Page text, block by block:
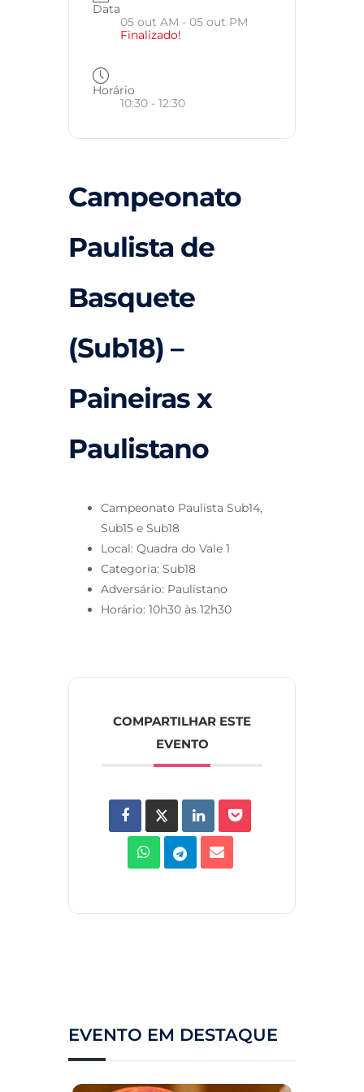
Data
05 out AM - 05 out PM
Finalizado!
Horário
10:30 - 12:30
Campeonato
Paulista de
Basquete
(Sub18) –
Paineiras x
Paulistano
Campeonato Paulista Sub14,
Sub15 e Sub18
Local: Quadra do Vale 1
Categoria: Sub18
Adversário: Paulistano
Horário: 10h30 às 12h30
COMPARTILHAR ESTE
EVENTO
EVENTO EM DESTAQUE